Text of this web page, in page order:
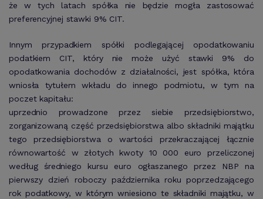
że w tych latach spółka nie będzie mogła zastosować
preferencyjnej stawki 9% CIT.
Innym przypadkiem spółki podlegającej opodatkowaniu
podatkiem CIT, który nie może użyć stawki 9% do
opodatkowania dochodów z działalności, jest spółka, która
wniosła tytułem wkładu do innego podmiotu, w tym na
poczet kapitału:
uprzednio prowadzone przez siebie przedsiębiorstwo,
zorganizowaną część przedsiębiorstwa albo składniki majątku
tego przedsiębiorstwa o wartości przekraczającej łącznie
równowartość w złotych kwoty 10 000 euro przeliczonej
według średniego kursu euro ogłaszanego przez NBP na
pierwszy dzień roboczy października roku poprzedzającego
rok podatkowy, w którym wniesiono te składniki majątku, w